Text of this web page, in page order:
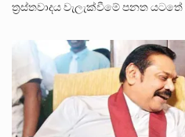
ත්‍රස්තවාදය වැලැක්වීමේ පනත යටතේ